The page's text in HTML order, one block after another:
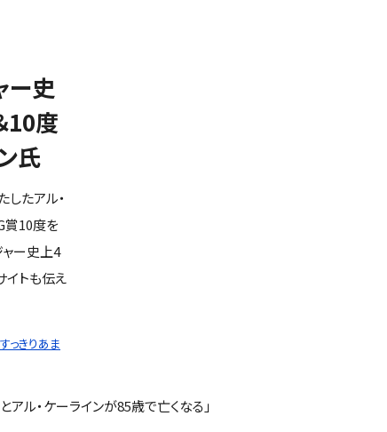
ー史
10度
氏
たアル・
賞10度を
ー史上4
イトも伝え
っきりあま
アル・ケーラインが85歳で亡くなる」